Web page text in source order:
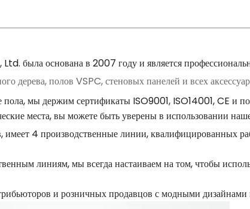
основана в 2007 году и является
дерева, полов VSPC, стеновых панелей и всех
пола, мы держим сертификаты ISO9001, ISO14001,
места, вы можете быть уверены в использовании
4 производственные линии, квалифицированных
линиям, мы всегда настаиваем на том, чтобы
и розничных продавцов с модными